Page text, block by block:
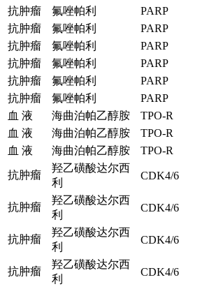
抗肿瘤
氟唑帕利 PARP
抗肿瘤
氟唑帕利 PARP
抗肿瘤
氟唑帕利 PARP
抗肿瘤
氟唑帕利 PARP
抗肿瘤
氟唑帕利 PARP
抗肿瘤
氟唑帕利 PARP
血 液
海曲泊帕乙醇胺 TPO-R
血 液
海曲泊帕乙醇胺 TPO-R
血 液
海曲泊帕乙醇胺 TPO-R
抗肿瘤
羟乙磺酸达尔西
利
CDK4/6
抗肿瘤
羟乙磺酸达尔西
利
CDK4/6
抗肿瘤
羟乙磺酸达尔西
利
CDK4/6
抗肿瘤
羟乙磺酸达尔西
利
CDK4/6